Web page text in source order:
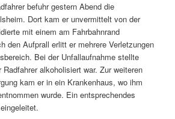
befuhr gestern Abend die
Dort kam er unvermittelt von der
mit einem am Fahrbahnrand
den Aufprall erlitt er mehrere Verletzungen
Bei der Unfallaufnahme stellte
alkoholisiert war. Zur weiteren
kam er in ein Krankenhaus, wo ihm
wurde. Ein entsprechendes